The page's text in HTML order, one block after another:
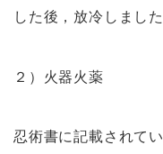
した後，放冷しまし
２）火器火薬
忍術書に記載されて